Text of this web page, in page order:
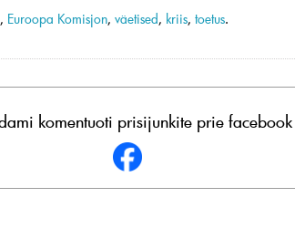
, Euroopa Komisjon, väetised, kriis, toetus.
komentuoti prisijunkite prie facebook